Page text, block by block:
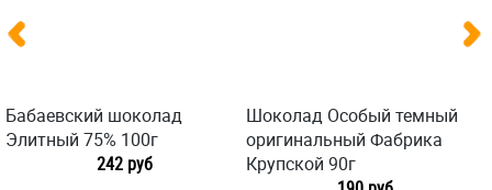
Бабаевский шоколад
Элитный 75% 100г
242 руб
Шоколад Особый темный
оригинальный Фабрика
Крупской 90г